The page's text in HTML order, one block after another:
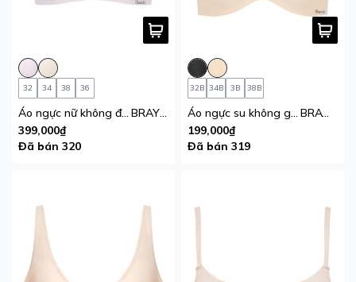
32 34 38 36
Áo ngực nữ không đường may iBasic mút mỏng tam giác Bralette
BRAY103A
399,000₫
Đã bán 320
32B 34B 3B 38B
Áo ngực su không gọng mút vừa iBasic không đường may thoáng khí
BRAW174
199,000₫
Đã bán 319